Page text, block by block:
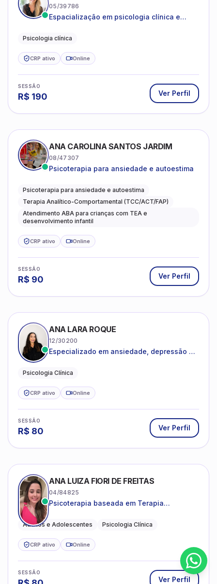
05/39786
Espacialização em psicologia clínica e
Psicologia clínica
CRP ativo Online
SESSÃO
R$ 190 Ver Perfil
ANA CAROLINA SANTOS JARDIM
08/47307
Psicoterapia para ansiedade e autoestima
Psicoterapia para ansiedade e autoestima
Terapia Analítico-Comportamental (TCC/ACT/FAP)
Atendimento ABA para crianças com TEA e
desenvolvimento infantil
CRP ativo Online
SESSÃO
R$ 90 Ver Perfil
ANA LARA ROQUE
12/30200
Especializado em ansiedade, depressão e
Psicologia Clínica
CRP ativo Online
SESSÃO
R$ 80 Ver Perfil
ANA LUIZA FIORI DE FREITAS
04/84825
Psicoterapia baseada em Terapia
Adultos e Adolescentes Psicologia Clínica
CRP ativo Online
SESSÃO
Ver Perfil